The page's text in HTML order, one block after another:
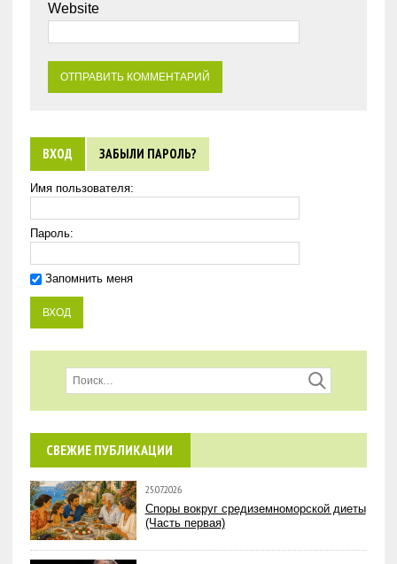
Website
ВХОД ЗАБЫЛИ ПАРОЛЬ?
Имя пользователя:
Пароль:
Запомнить меня
СВЕЖИЕ ПУБЛИКАЦИИ
25.07.2026
Споры вокруг средиземноморской диеты
(Часть первая)